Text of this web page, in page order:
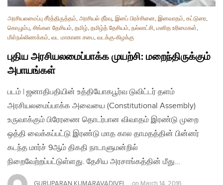
அரசியலமைப்பு சீர்த்திருத்தம், அரசியல் தீர்வு, இனப் பிரச்சினை, இனவாதம், கட்டுரை,
கொழும்பு, சிங்கள தேசியம், தமிழ், தமிழ்த் தேசியம், நல்லாட்சி, மனித உரிமைகள்,
மீள்நல்லிணக்கம், வட மாகாண சபை, வடக்கு-கிழக்கு
புதிய அரசியலமைப்பாக்க முயற்சி: மறைந்திருக்கும்
அபாயங்கள்
படம் | ஜனாதிபதியின் உத்தியோகபூர்வ டுவிட்டர் தளம்
அரசியலமைப்பாக்க அவையை (Constitutional Assembly)
உருவாக்கும் பிரேரணை தொடர்பான விவாதம் இரண்டு முறை
ஒத்தி வைக்கப்பட்டு இரண்டு மாத கால தாமதத்தின் பின்னர்
கடந்த மார்ச் 9ஆம் திகதி நாடாளுமன்றில்
நிறைவேற்றப்பட்டுள்ளது. தேசிய அரசாங்கத்தின் மீது…